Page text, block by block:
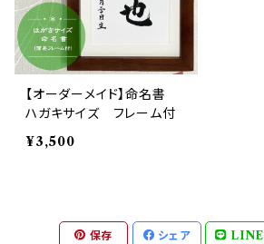
【オーダーメイド】命名書
ハガキサイズ フレーム付
¥3,500
保存 シェア LINE